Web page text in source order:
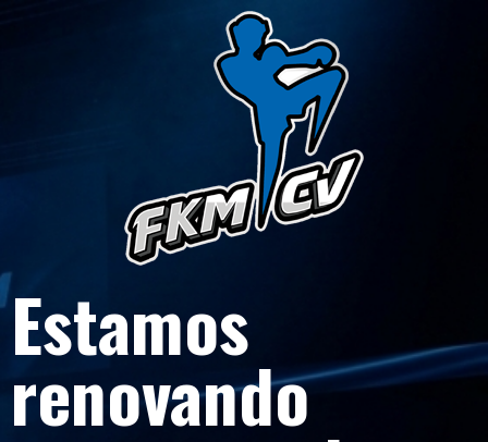
Estamos
renovando